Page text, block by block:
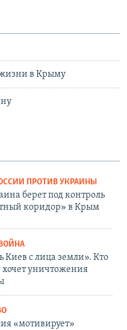
жизни в Крыму
ПРОТИВ УКРАИНЫ
берет под контроль
коридор» в Крым
Киев с лица земли». Кто
уничтожения
«мотивирует»